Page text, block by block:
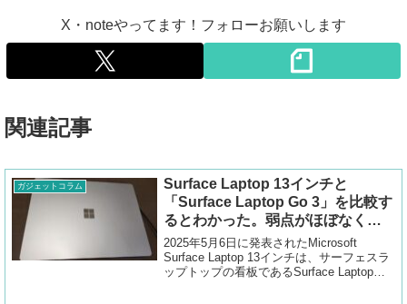
X・noteやってます！フォローお願いします
関連記事
ガジェットコラム
Surface Laptop 13インチと
「Surface Laptop Go 3」を比較す
るとわかった。弱点がほぼなくな
った廉価版
2025年5月6日に発表されたMicrosoft
Surface Laptop 13インチは、サーフェスラ
ップトップの看板であるSurface Laptop